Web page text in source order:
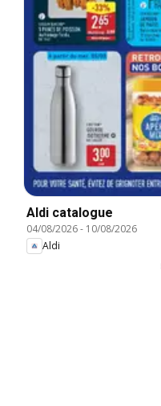
Aldi catalogue
04/08/2026- 10/08/2026
Aldi